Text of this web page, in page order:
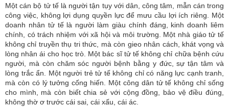
Một cán bộ tử tế là người tận tụy với dân, công tâm, mẫn cán trong
công việc, không lợi dụng quyền lực để mưu cầu lợi ích riêng. Một
doanh nhân tử tế là người làm giàu chính đáng, kinh doanh liêm
chính, có trách nhiệm với xã hội và môi trường. Một nhà giáo tử tế
không chỉ truyền thụ tri thức, mà còn gieo nhân cách, khát vọng và
lòng nhân ái cho học trò. Một bác sĩ tử tế không chỉ chữa bệnh cứu
người, mà còn chăm sóc người bệnh bằng y đức, sự tận tâm và
lòng trắc ẩn. Một người trẻ tử tế không chỉ có năng lực cạnh tranh,
mà còn có lý tưởng cống hiến. Một công dân tử tế không chỉ sống
cho mình, mà còn biết chia sẻ với cộng đồng, bảo vệ điều đúng,
không thờ ơ trước cái sai, cái xấu, cái ác.